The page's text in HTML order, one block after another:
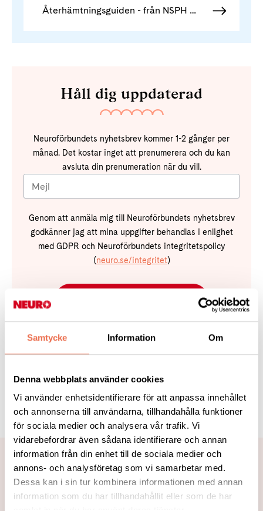
Samtycke Information Om
Denna webbplats använder cookies
Vi använder enhetsidentifierare för att anpassa innehållet
och annonserna till användarna, tillhandahålla funktioner
för sociala medier och analysera vår trafik. Vi
vidarebefordrar även sådana identifierare och annan
information från din enhet till de sociala medier och
annons- och analysföretag som vi samarbetar med.
Dessa kan i sin tur kombinera informationen med annan
information som du har tillhandahållit eller som de har
Återhämtningsguiden - från NSPH i Skåne
Håll dig uppdaterad
Neuroförbundets nyhetsbrev kommer 1-2 gånger per
månad. Det kostar inget att prenumerera och du kan
avsluta din prenumeration när du vill.
Genom att anmäla mig till Neuroförbundets nyhetsbrev
godkänner jag att mina uppgifter behandlas i enlighet
med GDPR och Neuroförbundets integritetspolicy
(neuro.se/integritet)
Tipsa
Nyheter om att vara anhörig